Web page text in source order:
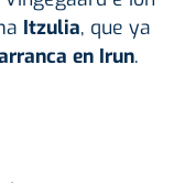
Itzulia, que ya
en Irun.